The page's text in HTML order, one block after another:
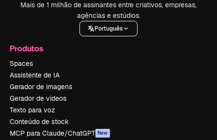
Mais de 1 milhão de assinantes entre criativos, empresas,
agências e estúdios.
Português
Produtos
Spaces
Assistente de IA
Gerador de imagens
Gerador de vídeos
Texto para voz
Conteúdo de stock
MCP para Claude/ChatGPT New